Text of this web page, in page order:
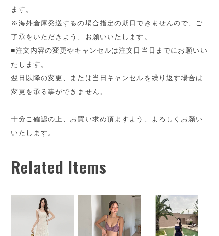
ます。
※海外倉庫発送するの場合指定の期日できませんので、ご
了承をいただきよう、お願いいたします。
■注文内容の変更やキャンセルは注文日当日までにお願いい
たします。
翌日以降の変更、または当日キャンセルを繰り返す場合は
変更を承る事ができません。
十分ご確認の上、お買い求め頂ますよう、よろしくお願い
いたします。
Related Items